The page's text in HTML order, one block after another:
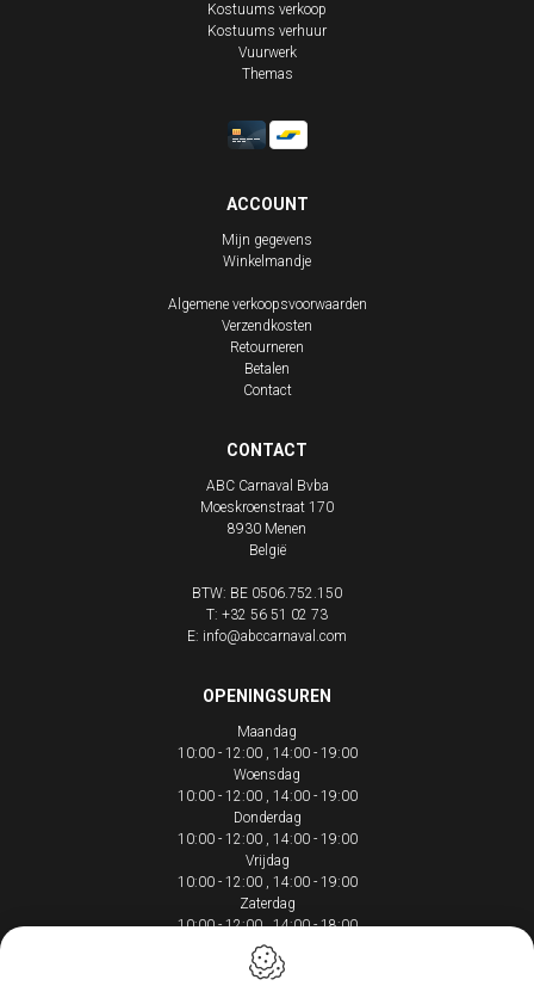
Kostuums verkoop
Kostuums verhuur
Vuurwerk
Themas
ACCOUNT
Mijn gegevens
Winkelmandje
Algemene verkoopsvoorwaarden
Verzendkosten
Retourneren
Betalen
Contact
CONTACT
ABC Carnaval Bvba
Moeskroenstraat 170
8930 Menen
België
BTW: BE 0506.752.150
T: +32 56 51 02 73
E: info@abccarnaval.com
OPENINGSUREN
Maandag
10:00 - 12:00
14:00 - 19:00
Woensdag
10:00 - 12:00
14:00 - 19:00
Donderdag
10:00 - 12:00
14:00 - 19:00
Vrijdag
10:00 - 12:00
14:00 - 19:00
Zaterdag
10:00 - 12:00
14:00 - 18:00